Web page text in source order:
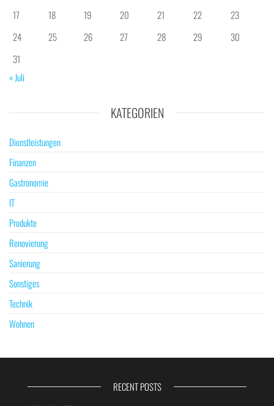
17
18 19 20 21 22
23
24
25 26 27 28 29
30
31
« Juli
KATEGORIEN
Dienstleistungen
Finanzen
Gastronomie
IT
Produkte
Renovierung
Sanierung
Sonstiges
Technik
Wohnen
RECENT POSTS